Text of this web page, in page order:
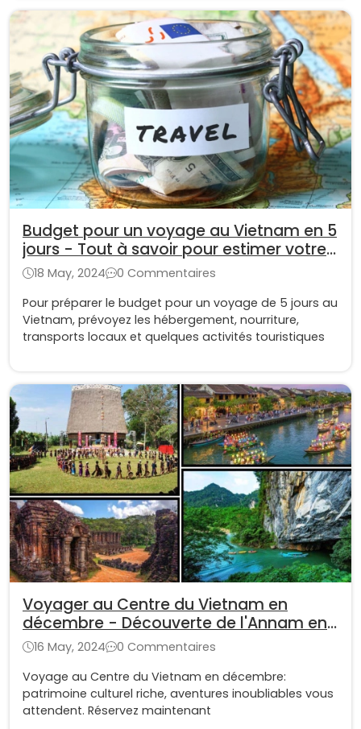
Budget pour un voyage au Vietnam en 5
jours - Tout à savoir pour estimer votre
frais touristique
18 May, 2024
0 Commentaires
Pour préparer le budget pour un voyage de 5 jours au
Vietnam, prévoyez les hébergement, nourriture,
transports locaux et quelques activités touristiques
Voyager au Centre du Vietnam en
décembre - Découverte de l'Annam en
hiver
16 May, 2024
0 Commentaires
Voyage au Centre du Vietnam en décembre:
patrimoine culturel riche, aventures inoubliables vous
attendent. Réservez maintenant